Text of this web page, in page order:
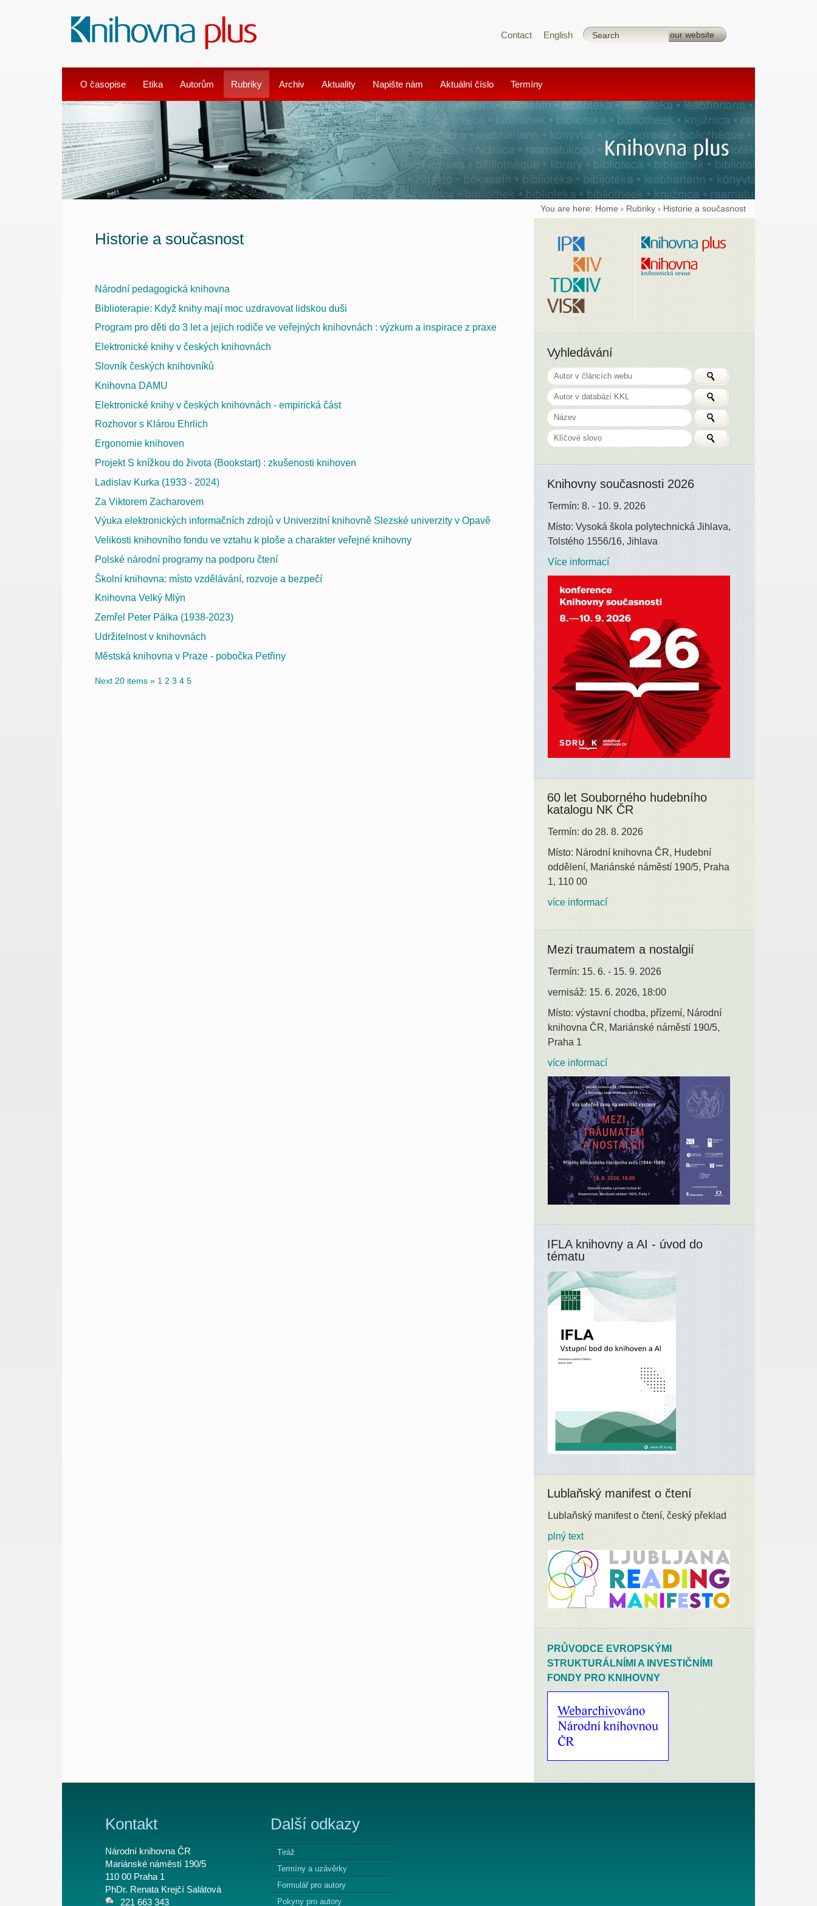
Contact English
O časopise Etika Autorům Rubriky Archiv Aktuality Napište nám Aktuální číslo Termíny
You are here: Home › Rubriky › Historie a současnost
Historie a současnost
Národní pedagogická knihovna
Biblioterapie: Když knihy mají moc uzdravovat lidskou duši
Program pro děti do 3 let a jejich rodiče ve veřejných knihovnách : výzkum a inspirace z praxe
Elektronické knihy v českých knihovnách
Slovník českých knihovníků
Knihovna DAMU
Elektronické knihy v českých knihovnách - empirická část
Rozhovor s Klárou Ehrlich
Ergonomie knihoven
Projekt S knížkou do života (Bookstart) : zkušenosti knihoven
Ladislav Kurka (1933 - 2024)
Za Viktorem Zacharovem
Výuka elektronických informačních zdrojů v Univerzitní knihovně Slezské univerzity v Opavě
Velikosti knihovního fondu ve vztahu k ploše a charakter veřejné knihovny
Polské národní programy na podporu čtení
Školní knihovna: místo vzdělávání, rozvoje a bezpečí
Knihovna Velký Mlýn
Zemřel Peter Pálka (1938-2023)
Udržitelnost v knihovnách
Městská knihovna v Praze - pobočka Petřiny
Next 20 items » 1 2 3 4 5
Vyhledávání
Knihovny současnosti 2026
Termín: 8. - 10. 9. 2026
Místo: Vysoká škola polytechnická Jihlava,
Tolstého 1556/16, Jihlava
Více informací
60 let Souborného hudebního
katalogu NK ČR
Termín: do 28. 8. 2026
Místo: Národní knihovna ČR, Hudební
oddělení, Mariánské náměstí 190/5, Praha
1, 110 00
více informací
Mezi traumatem a nostalgií
Termín: 15. 6. - 15. 9. 2026
vernisáž: 15. 6. 2026, 18:00
Místo: výstavní chodba, přízemí, Národní
knihovna ČR, Mariánské náměstí 190/5,
Praha 1
více informací
IFLA knihovny a AI - úvod do
tématu
Lublaňský manifest o čtení
Lublaňský manifest o čtení, český překlad
plný text
PRŮVODCE EVROPSKÝMI
STRUKTURÁLNÍMI A INVESTIČNÍMI
FONDY PRO KNIHOVNY
Kontakt
Národní knihovna ČR
Mariánské náměstí 190/5
110 00 Praha 1
PhDr. Renata Krejčí Salátová
221 663 343
Další odkazy
Tiráž
Termíny a uzávěrky
Formulář pro autory
Pokyny pro autory